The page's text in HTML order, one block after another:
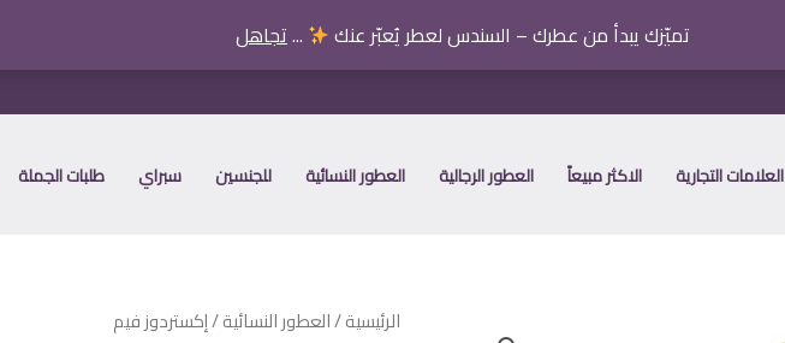
تميّزك يبدأ من عطرك – السندس لعطر يُعبّر عنك ...تجاهل
العلامات التجارية الاكثر مبيعاً العطور الرجالية العطور النسائية للجنسين سبراي طلبات الجملة
الرئيسية/العطور النسائية/ إكستردوز فيم